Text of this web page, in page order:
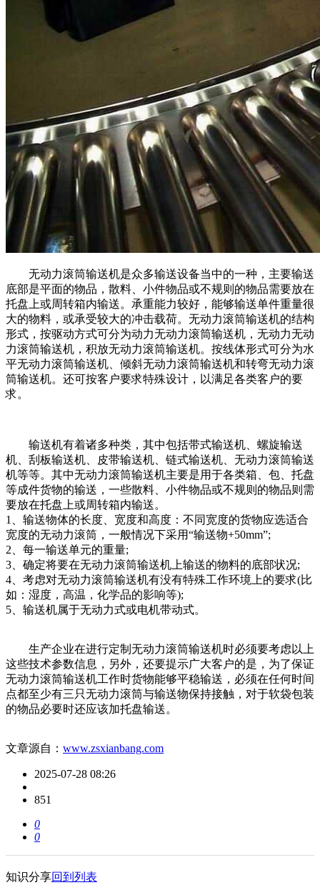
无动力滚筒输送机是众多输送设备当中的一种，主要输送
底部是平面的物品，散料、小件物品或不规则的物品需要放在
托盘上或周转箱内输送。承重能力较好，能够输送单件重量很
大的物料，或承受较大的冲击载荷。无动力滚筒输送机的结构
形式，按驱动方式可分为动力无动力滚筒输送机，无动力无动
力滚筒输送机，积放无动力滚筒输送机。按线体形式可分为水
平无动力滚筒输送机、倾斜无动力滚筒输送机和转弯无动力滚
筒输送机。还可按客户要求特殊设计，以满足各类客户的要
求。
输送机有着诸多种类，其中包括带式输送机、螺旋输送
机、刮板输送机、皮带输送机、链式输送机、无动力滚筒输送
机等等。其中无动力滚筒输送机主要是用于各类箱、包、托盘
等成件货物的输送，一些散料、小件物品或不规则的物品则需
要放在托盘上或周转箱内输送。
1、输送物体的长度、宽度和高度：不同宽度的货物应选适合
宽度的无动力滚筒，一般情况下采用“输送物+50mm”;
2、每一输送单元的重量;
3、确定将要在无动力滚筒输送机上输送的物料的底部状况;
4、考虑对无动力滚筒输送机有没有特殊工作环境上的要求(比
如：湿度，高温，化学品的影响等);
5、输送机属于无动力式或电机带动式。
生产企业在进行定制无动力滚筒输送机时必须要考虑以上
这些技术参数信息，另外，还要提示广大客户的是，为了保证
无动力滚筒输送机工作时货物能够平稳输送，必须在任何时间
点都至少有三只无动力滚筒与输送物保持接触，对于软袋包装
的物品必要时还应该加托盘输送。
文章源自： www.zsxianbang.com
2025-07-28 08:26
851
0
0
知识分享回到列表